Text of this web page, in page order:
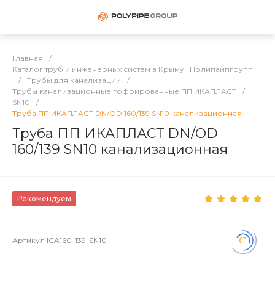
Главная
/
Каталог труб и инженерных систем в Крыму | Полипайпгрупп
/
Трубы для канализации
/
Трубы канализационные гофрированные ПП ИКАПЛАСТ
/
SN10
/
Труба ПП ИКАПЛАСТ DN/OD 160/139 SN10 канализационная
Труба ПП ИКАПЛАСТ DN/OD
160/139 SN10 канализационная
Рекомендуем
Артикул ICA160-139-SN10